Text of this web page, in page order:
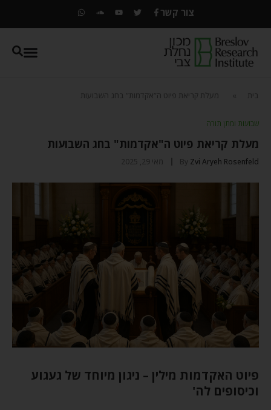
צור קשר
בית מעלת קריאת פיוט ה”אקדמות” בחג השבועות
שבועות ומתן תורה
מעלת קריאת פיוט ה"אקדמות" בחג השבועות
By Zvi Aryeh Rosenfeld מאי 29, 2025
פיוט האקדמות מילין – ניגון מיוחד של געגוע
וכיסופים לה'